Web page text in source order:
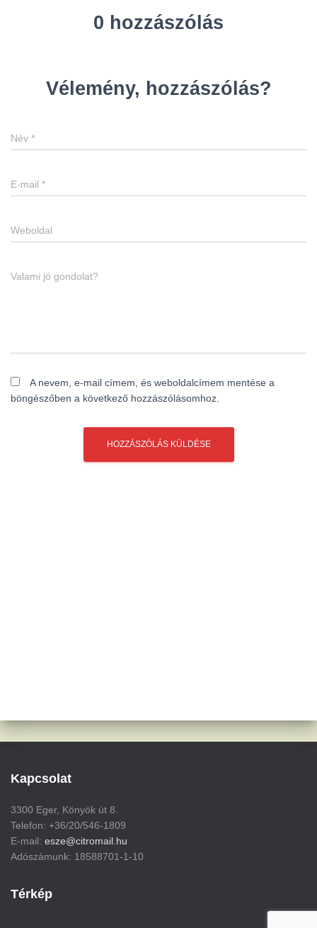
0 hozzászólás
Vélemény, hozzászólás?
Név *
E-mail *
Weboldal
Valami jó gondolat?
A nevem, e-mail címem, és weboldalcímem mentése a
böngészőben a következő hozzászólásomhoz.
Kapcsolat
3300 Eger, Könyök út 8.
Telefon: +36/20/546-1809
E-mail: esze@citromail.hu
Adószámunk: 18588701-1-10
Térkép